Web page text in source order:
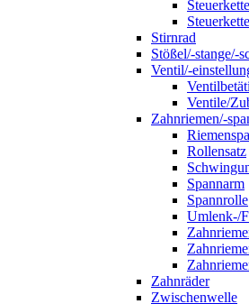
Steuerkette
Stirnrad
Stößel/-stange/-
Ventil/-
Ventile/
Zahnriemen/-
Rollensatz
Spannarm
Spannrolle
Umlenk-/
Zahnräder
Zwischenwelle